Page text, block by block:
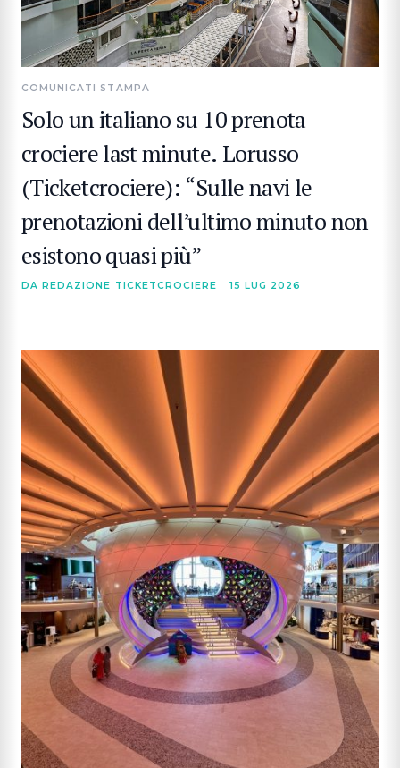
COMUNICATI STAMPA
Solo un italiano su 10 prenota
crociere last minute. Lorusso
(Ticketcrociere): “Sulle navi le
prenotazioni dell’ultimo minuto non
esistono quasi più”
DA REDAZIONE TICKETCROCIERE 15 LUG 2026